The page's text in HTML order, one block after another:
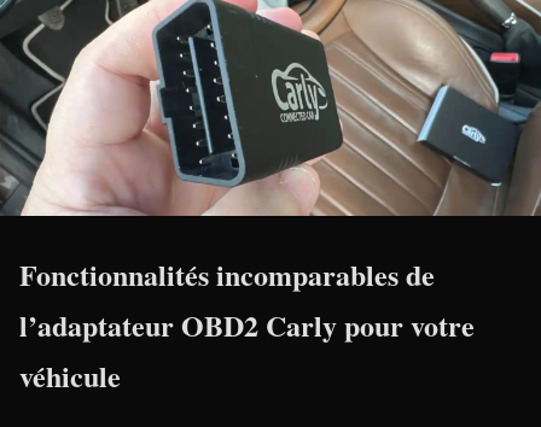
Fonctionnalités incomparables de
l’adaptateur OBD2 Carly pour votre
véhicule